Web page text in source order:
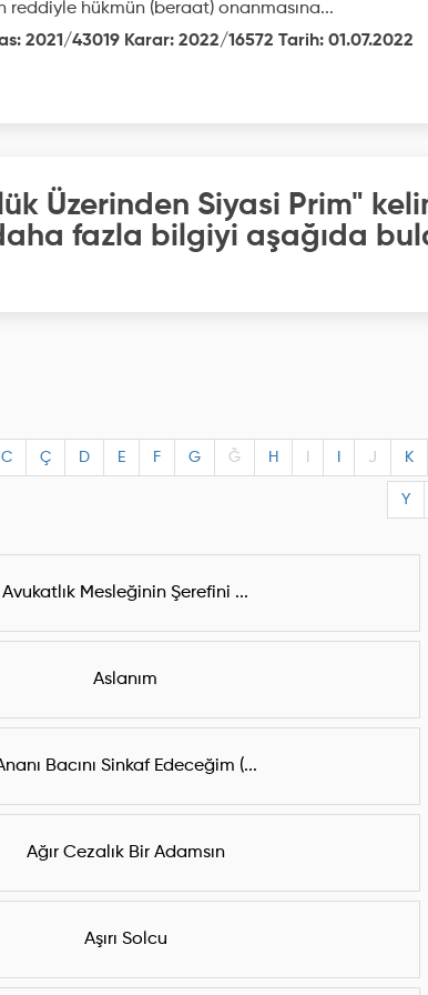
reddiyle hükmün (beraat) onanmasına...
2021/43019 Karar: 2022/16572 Tarih: 01.07.2022
Üzerinden Siyasi Prim"
fazla bilgiyi aşağıda
C Ç D E F G Ğ H J K
Y
Avukatlık Mesleğinin Şerefini ...
Aslanım
Bacını Sinkaf Edeceğim (...
Ağır Cezalık Bir Adamsın
Aşırı Solcu